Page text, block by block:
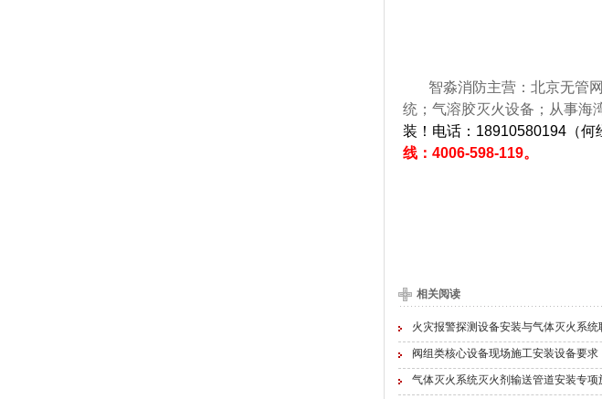
智淼消防主营：北京无管网
统；气溶胶灭火设备；从事海
装！电话：18910580194（何
线：4006-598-119。
相关阅读
火灾报警探测设备安装与气体灭火系统
阀组类核心设备现场施工安装设备要求
气体灭火系统灭火剂输送管道安装专项